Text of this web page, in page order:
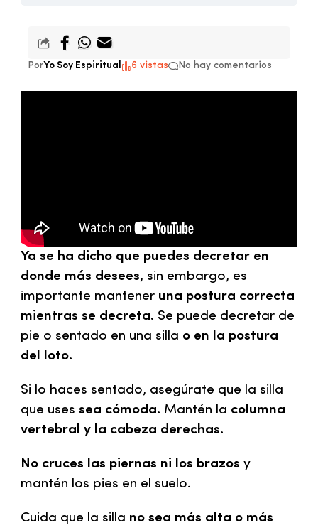
PorYo Soy Espiritual 6 vistas No hay comentarios
Ya se ha dicho que puedes decretar en
donde más desees, sin embargo, es
importante mantener una postura correcta
mientras se decreta. Se puede decretar de
pie o sentado en una silla o en la postura
del loto.
Si lo haces sentado, asegúrate que la silla
que usessea cómoda. Mantén la columna
vertebral y la cabeza derechas.
No cruces las piernas ni los brazos y
mantén los pies en el suelo.
Cuida que la silla no sea más alta o más